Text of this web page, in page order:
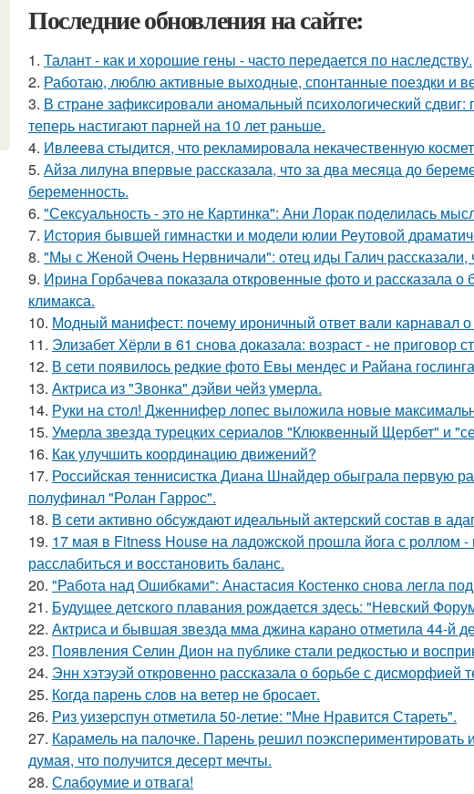
Последние обновления на сайте:
1. Талант - как и хорошие гены - часто передается по наследству.
2. Работаю, люблю активные выходные, спонтанные поездки и
3. В стране зафиксировали аномальный психологический
теперь настигают парней на 10 лет раньше.
4. Ивлеева стыдится, что рекламировала некачественную
5. Айза лилуна впервые рассказала, что за два месяца до
беременность.
6. "Сексуальность - это не Картинка": Ани Лорак поделилась
7. История бывшей гимнастки и модели юлии Реутовой
8. "Мы с Женой Очень Нервничали": отец иды Галич рассказали,
9. Ирина Горбачева показала откровенные фото и рассказала
климакса.
10. Модный манифест: почему ироничный ответ вали карнавал о
11. Элизабет Хёрли в 61 снова доказала: возраст - не приговор
12. В сети появилось редкие фото Евы мендес и Райана
13. Актриса из "Звонка" дэйви чейз умерла.
14. Руки на стол! Дженнифер лопес выложила новые
15. Умерла звезда турецких сериалов "Клюквенный Щербет" и
16. Как улучшить координацию движений?
17. Российская теннисистка Диана Шнайдер обыграла первую
полуфинал "Ролан Гаррос".
18. В сети активно обсуждают идеальный актерский состав в
19. 17 мая в Fitness House на ладожской прошла йога с роллом -
расслабиться и восстановить баланс.
20. "Работа над Ошибками": Анастасия Костенко снова легла
21. Будущее детского плавания рождается здесь: "Невский
22. Актриса и бывшая звезда мма джина карано отметила 44-й
23. Появления Селин Дион на публике стали редкостью и
24. Энн хэтэуэй откровенно рассказала о борьбе с дисморфией
25. Когда парень слов на ветер не бросает.
26. Риз уизерспун отметила 50-летие: "Мне Нравится Стареть".
27. Карамель на палочке. Парень решил поэкспериментировать
думая, что получится десерт мечты.
28. Слабоумие и отвага!